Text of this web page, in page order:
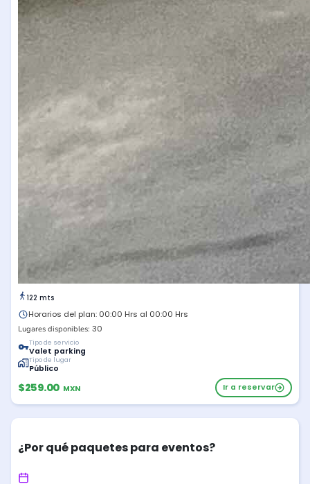
122 mts
Horarios del plan: 00:00 Hrs al 00:00 Hrs
Lugares disponibles: 30
Tipo de servicio
Valet parking
Tipo de lugar
Público
$259.00 MXN Ir a reservar
¿Por qué paquetes para eventos?